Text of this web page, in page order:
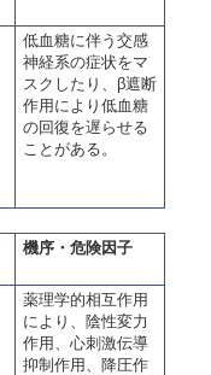
低血糖に伴う交感
神経系の症状をマ
スクしたり、β遮断
作用により低血糖
の回復を遅らせる
ことがある。
機序・危険因子
薬理学的相互作用
により、陰性変力
作用、心刺激伝導
抑制作用、降圧作